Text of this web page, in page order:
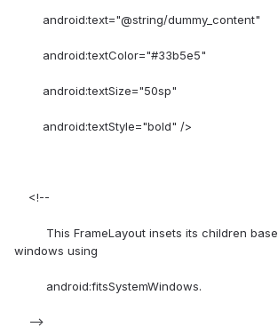
android:text="@string/dummy_content"
android:textColor="#33b5e5"
android:textSize="50sp"
android:textStyle="bold" />
<!--
This FrameLayout insets its children
windows using
android:fitsSystemWindows.
-->